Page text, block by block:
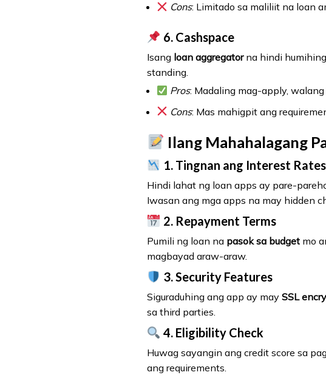
Cons: Limitado sa maliliit na loan
6. Cashspace
Isang loan aggregatorna hindi
standing.
Pros: Madaling mag-apply,
Cons: Mas mahigpit ang
Ilang Mahahalagang
1. Tingnan ang Interest Rates
Hindi lahat ng loan apps ay pare-
Iwasan ang mga apps na may hidden
2. Repayment Terms
Pumili ng loan na pasok sa budget mo
magbayad araw-araw.
3.Security Features
Siguraduhing ang app ay may SSL
sa third parties.
4. Eligibility Check
Huwag sayangin ang credit score sa
ang requirements.